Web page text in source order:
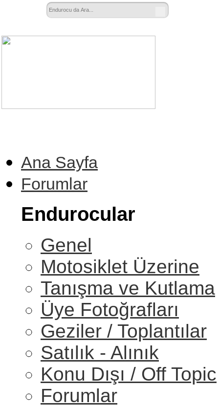
Ana Sayfa
Forumlar
Endurocular
Genel
Motosiklet Üzerine
Tanışma ve Kutlama
Üye Fotoğrafları
Geziler / Toplantılar
Satılık - Alınık
Konu Dışı / Off Topic
Forumlar